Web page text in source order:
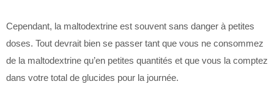
Cependant, la maltodextrine est souvent sans danger à petites
doses. Tout devrait bien se passer tant que vous ne consommez
de la maltodextrine qu’en petites quantités et que vous la comptez
dans votre total de glucides pour la journée.